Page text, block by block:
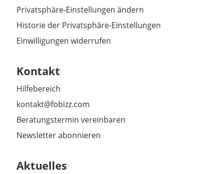
Privatsphäre-Einstellungen ändern
Historie der Privatsphäre-Einstellungen
Einwilligungen widerrufen
Kontakt
Hilfebereich
kontakt@fobizz.com
Beratungstermin vereinbaren
Newsletter abonnieren
Aktuelles